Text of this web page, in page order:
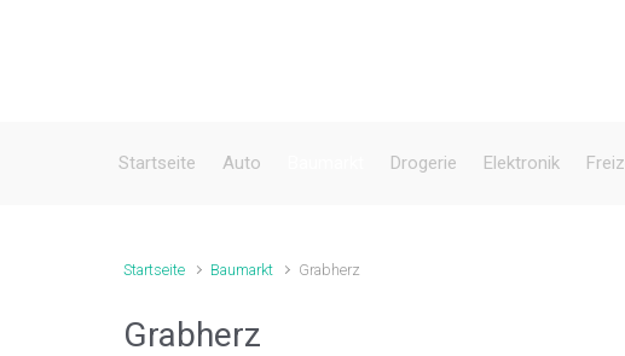
Startseite Auto Drogerie Elektronik
Startseite Baumarkt Grabherz
Grabherz